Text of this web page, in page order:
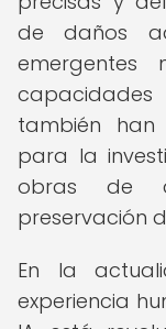
de daños
también han
para la
obras de
preservación
En la
experiencia